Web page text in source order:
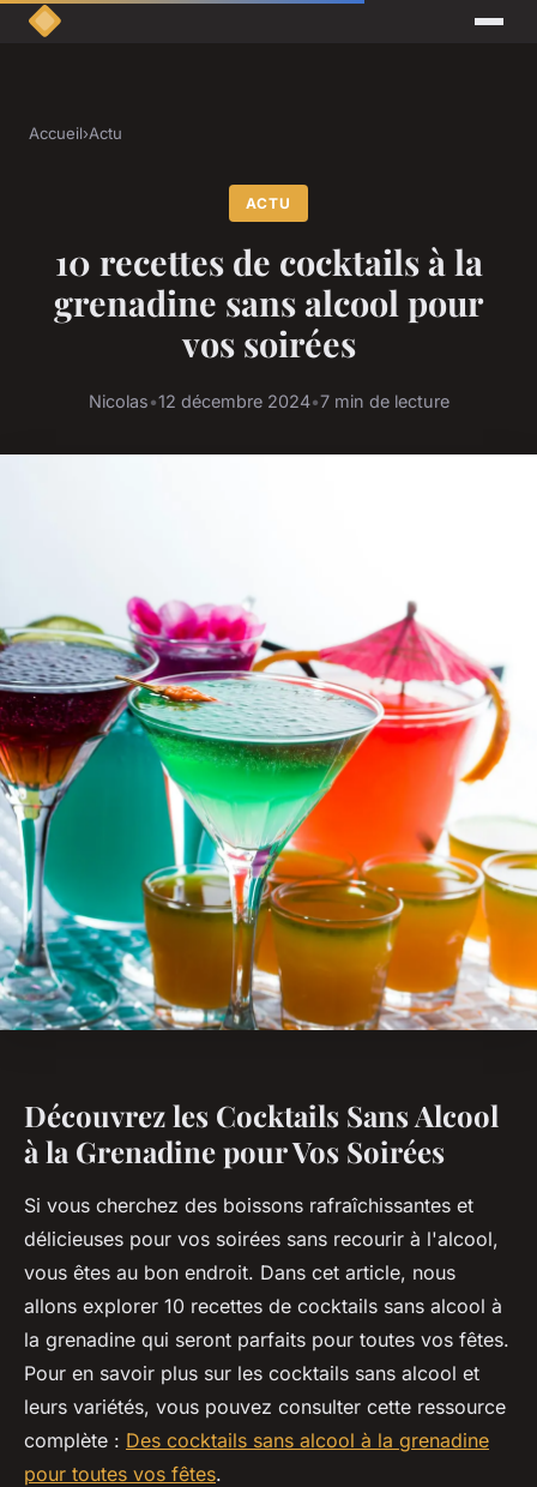
Accueil›Actu
ACTU
10 recettes de cocktails à la
grenadine sans alcool pour
vos soirées
Nicolas•12 décembre 2024•7 min de lecture
Découvrez les Cocktails Sans Alcool
à la Grenadine pour Vos Soirées
Si vous cherchez des boissons rafraîchissantes et
délicieuses pour vos soirées sans recourir à l'alcool,
vous êtes au bon endroit. Dans cet article, nous
allons explorer 10 recettes de cocktails sans alcool à
la grenadine qui seront parfaits pour toutes vos fêtes.
Pour en savoir plus sur les cocktails sans alcool et
leurs variétés, vous pouvez consulter cette ressource
complète : Des cocktails sans alcool à la grenadine
pour toutes vos fêtes.